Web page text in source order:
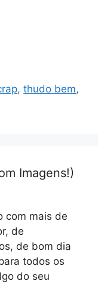
,thudo bem,
Imagens!)
com mais de
de
de bom dia
todos os
do seu